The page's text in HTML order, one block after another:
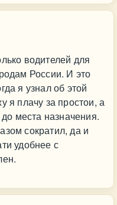
водителей для
России. И это
я узнал об этой
я плачу за простои, а
места назначения.
сократил, да и
удобнее с